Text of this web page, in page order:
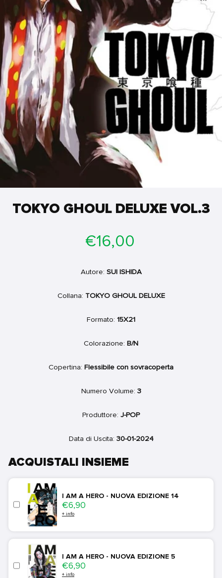
TOKYO GHOUL DELUXE VOL.3
di
€16,00
Autore: SUI ISHIDA
Collana: TOKYO GHOUL DELUXE
Formato: 15X21
Colorazione: B/N
Copertina: Flessibile con sovracoperta
Numero Volume: 3
Produttore: J-POP
Data di Uscita: 30-01-2024
ACQUISTALI INSIEME
I AM A HERO - NUOVA EDIZIONE 14
Price
€6,90
+ info
I AM A HERO - NUOVA EDIZIONE 5
Price
€6,90
+ info